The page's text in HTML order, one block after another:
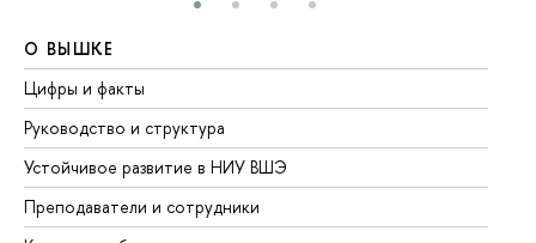
О ВЫШКЕ
Цифры и факты
Руководство и структура
Устойчивое развитие в НИУ ВШЭ
Преподаватели и сотрудники